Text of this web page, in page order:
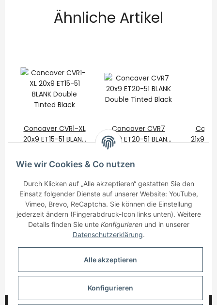
Ähnliche Artikel
Concaver CVR1-XL
20x9 ET15-51 BLANK
Concaver CVR7
20x9 ET20-51 BLANK
Double Tinted Black
21x9
Informationen
Wie wir Cookies & Co nutzen
Durch Klicken auf „Alle akzeptieren“ gestatten Sie den
Einsatz folgender Dienste auf unserer Website: YouTube,
Vimeo, Brevo, ReCaptcha. Sie können die Einstellung
jederzeit ändern (Fingerabdruck-Icon links unten). Weitere
Details finden Sie unte Konfigurierenund in unserer
Datenschutzerklärung.
Alle akzeptieren
Konfigurieren